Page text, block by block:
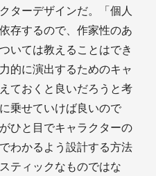
ターデザインだ。「個人
存するので、作家性のあ
いては教えることはでき
的に演出するためのキャ
ておくと良いだろうと考
乗せていけば良いので
ひと目でキャラクターの
わかるよう設計する方法
ティックなものではな